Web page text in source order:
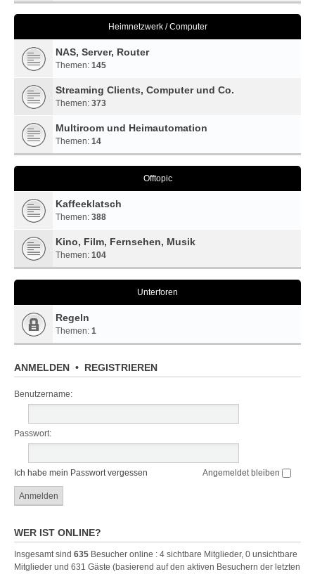
Heimnetzwerk / Computer
NAS, Server, Router
Themen: 145
Streaming Clients, Computer und Co.
Themen: 373
Multiroom und Heimautomation
Themen: 14
Offtopic
Kaffeeklatsch
Themen: 388
Kino, Film, Fernsehen, Musik
Themen: 104
Unterforen
Regeln
Themen: 1
ANMELDEN • REGISTRIEREN
Benutzername:
Passwort:
Ich habe mein Passwort vergessen Angemeldet bleiben
WER IST ONLINE?
Insgesamt sind 635 Besucher online : 4 sichtbare Mitglieder, 0 unsichtbare
Mitglieder und 631 Gäste (basierend auf den aktiven Besuchern der letzten